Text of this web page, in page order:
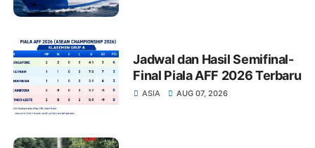
Jadwal dan Hasil Semifinal-
Final Piala AFF 2026 Terbaru
ASIA AUG 07, 2026